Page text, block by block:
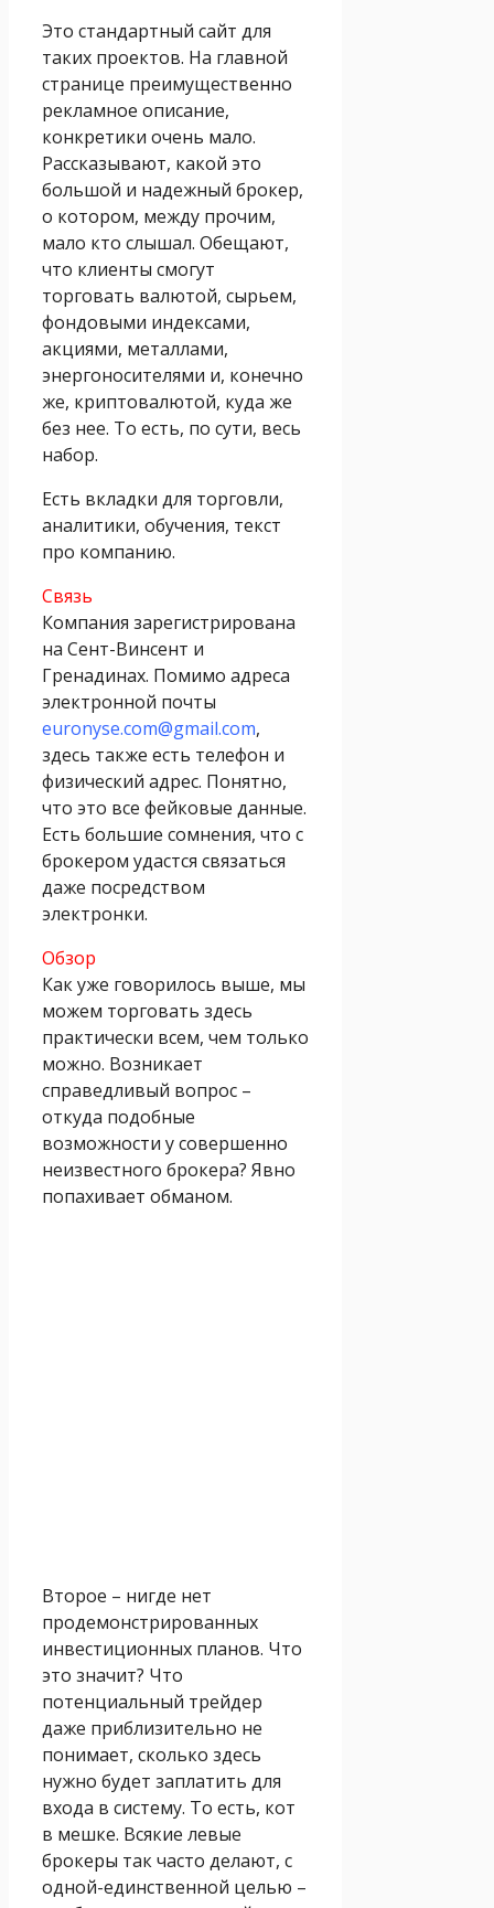
Это стандартный сайт для
таких проектов. На главной
странице преимущественно
рекламное описание,
конкретики очень мало.
Рассказывают, какой это
большой и надежный брокер,
о котором, между прочим,
мало кто слышал. Обещают,
что клиенты смогут
торговать валютой, сырьем,
фондовыми индексами,
акциями, металлами,
энергоносителями и, конечно
же, криптовалютой, куда же
без нее. То есть, по сути, весь
набор.
Есть вкладки для торговли,
аналитики, обучения, текст
про компанию.
Связь
Компания зарегистрирована
на Сент-Винсент и
Гренадинах. Помимо адреса
электронной почты
euronyse.com@gmail.com,
здесь также есть телефон и
физический адрес. Понятно,
что это все фейковые данные.
Есть большие сомнения, что с
брокером удастся связаться
даже посредством
электронки.
Обзор
Как уже говорилось выше, мы
можем торговать здесь
практически всем, чем только
можно. Возникает
справедливый вопрос –
откуда подобные
возможности у совершенно
неизвестного брокера? Явно
попахивает обманом.
Второе – нигде нет
продемонстрированных
инвестиционных планов. Что
это значит? Что
потенциальный трейдер
даже приблизительно не
понимает, сколько здесь
нужно будет заплатить для
входа в систему. То есть, кот
в мешке. Всякие левые
брокеры так часто делают, с
одной-единственной целью –